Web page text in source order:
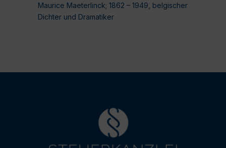
Maurice Maeterlinck; 1862 – 1949, belgischer
Dichter und Dramatiker